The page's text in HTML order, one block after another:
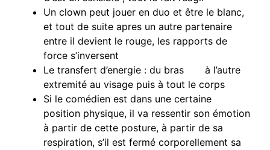
Un clown peut jouer en duo et être le blanc,
et tout de suite apres un autre partenaire
entre il devient le rouge, les rapports de
force s’inversent
Le transfert d’energie : du bras à l’autre
extremité au visage puis à tout le corps
Si le comédien est dans une certaine
position physique, il va ressentir son émotion
à partir de cette posture, à partir de sa
respiration, s’il est fermé corporellement sa